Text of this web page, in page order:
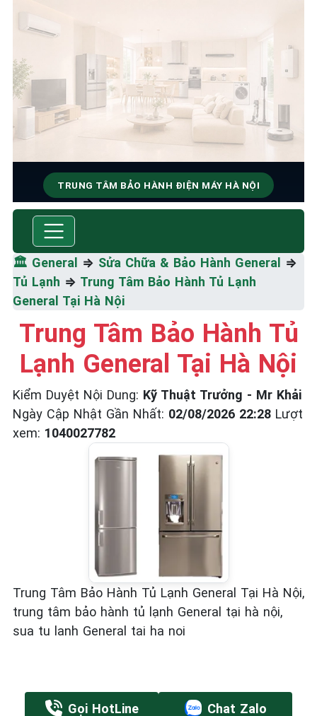
TRUNG TÂM BẢO HÀNH ĐIỆN MÁY HÀ NỘI
SỬA CHỮA & BẢO HÀNH
Tốc Độ Tối Đa • Chất Lượng Tối Ưu • Chi Phí Tối
Thiểu
☎️ 09.86.85.89.22
🏛️ General ⇒ Sửa Chữa & Bảo Hành General
⇒
Tủ Lạnh ⇒ Trung Tâm Bảo Hành Tủ Lạnh
General Tại Hà Nội
Trung Tâm Bảo Hành Tủ
Lạnh General Tại Hà Nội
Kiểm Duyệt Nội Dung: Kỹ Thuật Trưởng - Mr Khải
Ngày Cập Nhật Gần Nhất: 02/08/2026 22:28 Lượt
xem: 1040027782
Trung Tâm Bảo Hành Tủ Lạnh General Tại Hà Nội,
trung tâm bảo hành tủ lạnh General tại hà nội,
sua tu lanh General tai ha noi
Gọi HotLine Chat Zalo